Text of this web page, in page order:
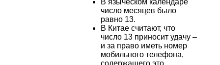
число месяцев было
равно 13.
В Китае считают, что
число 13 приносит удачу –
и за право иметь номер
мобильного телефона,
содержащего это